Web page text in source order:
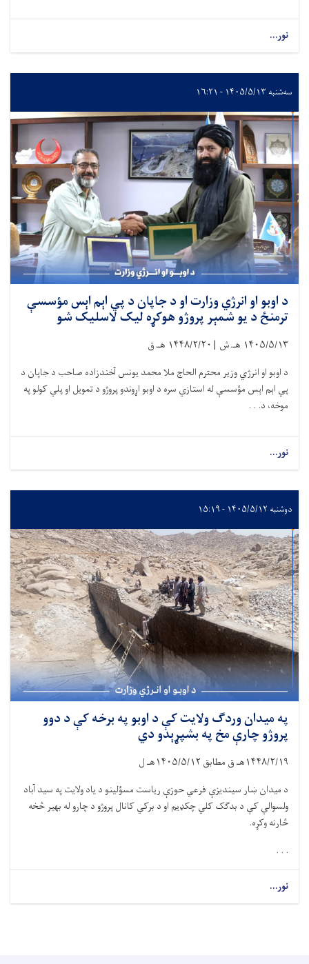
نور...
سه‌شنبه ۱۴۰۵/۵/۱۳ - ۱۶:۲۱
د اوبو او انرژي وزارت او د جاپان د پي اېم اېس مؤسسې
ترمنځ د یو شمېر پروژو هوکړه لیک لاسلیک شو
۱۴۰۵/۵/۱۳ هـ.ش | ۱۴۴۸/۲/۲۰ هـ.ق
د اوبو او انرژي وزیر محترم الحاج ملا محمد یونس آخندزاده صاحب د جاپان د
پي اېم اېس مؤسسې له استازي سره د اوبو اړوندو پروژو د تمویل او پلي کولو په
موخه، د. . .
نور...
دوشنبه ۱۴۰۵/۵/۱۲ - ۱۵:۱۹
په میدان وردګ ولایت کې د اوبو په برخه کې د دوو
پروژو چارې مخ په بشپړېدو دي
۱۴۴۸/۲/۱۹هـ ق مطابق ۱۴۰۵/۵/۱۲هـ ل
د میدان ښار سیندیزې فرعي حوزې ریاست مسؤلینو د یاد ولایت په سید آباد
ولسوالي کې د بدګک کلي چکډیم او د برکي کانال پروژو د چارو له بهیر څخه
څارنه وکړه.
. . .
نور...